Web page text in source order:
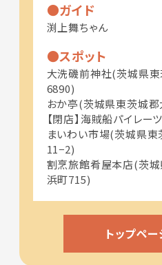
ガイド
渕上舞ちゃん
スポット
大洗磯前神社(茨城県
6890)
おか亭(茨城県東茨城
【閉店】海賊船パイレーツ
まいわい市場(茨城県
11−2)
割烹旅館肴屋本店(茨
浜町715)
トップペ